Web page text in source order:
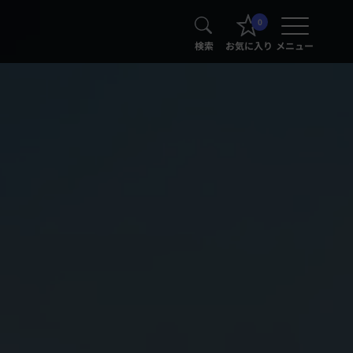
検索
0
お気に入り メニュー